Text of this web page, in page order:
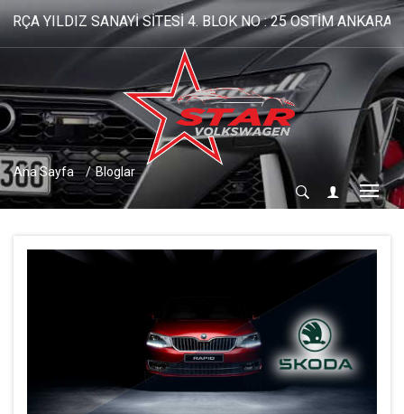
YILDIZ SANAYİ SİTESİ 4. BLOK NO : 25 OSTİM ANKARA
Ana Sayfa Bloglar